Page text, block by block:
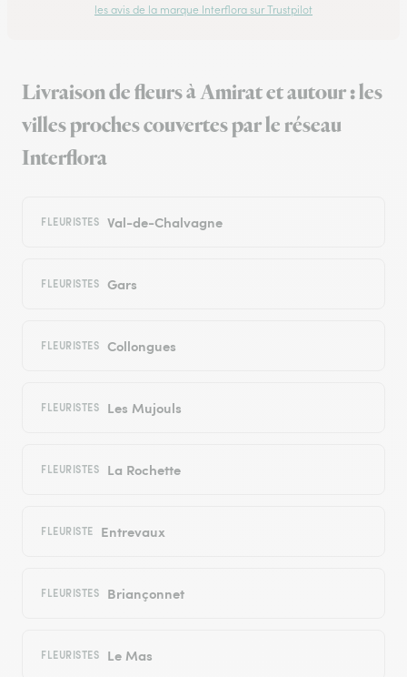
les avis de la marque Interflora sur Trustpilot
Livraison de fleurs à Amirat et autour : les
villes proches couvertes par le réseau
Interflora
FLEURISTES Val-de-Chalvagne
FLEURISTES Gars
FLEURISTES Collongues
FLEURISTES Les Mujouls
FLEURISTES La Rochette
FLEURISTE Entrevaux
FLEURISTES Briançonnet
FLEURISTES Le Mas